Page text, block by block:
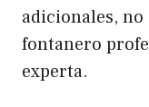
adicionales,
fontanero
experta.